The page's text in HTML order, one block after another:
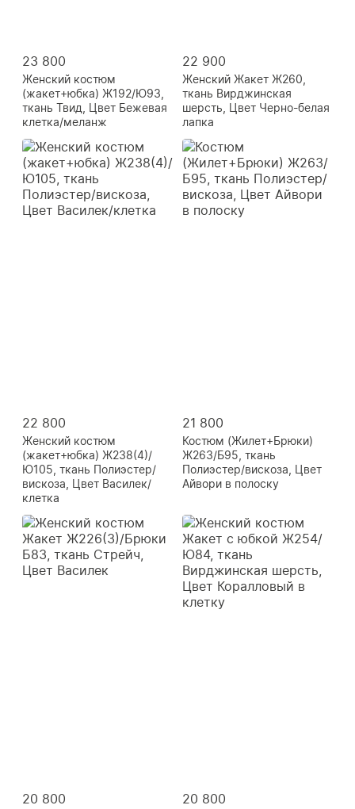
23 800
Женский костюм
(жакет+юбка) Ж192/Ю93,
ткань Твид, Цвет Бежевая
клетка/меланж
22 900
Женский Жакет Ж260,
ткань Вирджинская
шерсть, Цвет Черно-белая
лапка
22 800
Женский костюм
(жакет+юбка) Ж238(4)/
Ю105, ткань Полиэстер/
вискоза, Цвет Василек/
клетка
21 800
Костюм (Жилет+Брюки)
Ж263/Б95, ткань
Полиэстер/вискоза, Цвет
Айвори в полоску
20 800 20 800